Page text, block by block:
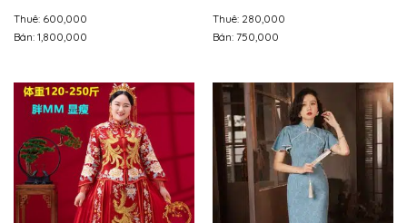
Thuê: 600,000
Bán: 1,800,000
Thuê: 280,000
Bán: 750,000